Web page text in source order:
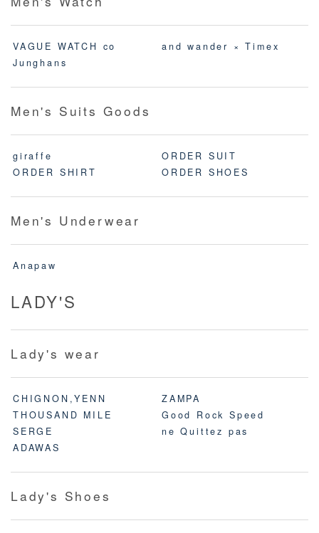
VAGUE WATCH co
and wander × Timex
Junghans
Men's Suits Goods
giraffe
ORDER SUIT
ORDER SHIRT
ORDER SHOES
Men's Underwear
Anapaw
LADY'S
Lady's wear
CHIGNON,YENN
ZAMPA
THOUSAND MILE
Good Rock Speed
SERGE
ne Quittez pas
ADAWAS
Lady's Shoes